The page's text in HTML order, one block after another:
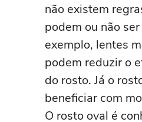
não existem
podem ou não
exemplo, lentes
podem reduzir o
do rosto. Já o
beneficiar com
O rosto oval é